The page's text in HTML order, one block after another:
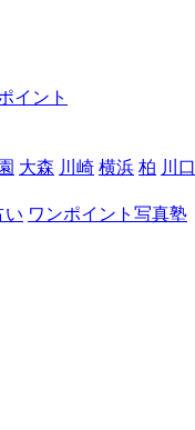
イント
大森 川崎 横浜 柏 川口
い ワンポイント写真塾